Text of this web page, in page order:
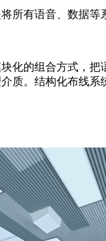
所有语音、数据
化的组合方式，
质。结构化布线